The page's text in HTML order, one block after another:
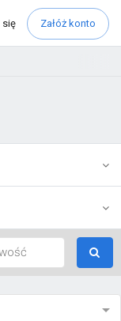
się Załóż konto